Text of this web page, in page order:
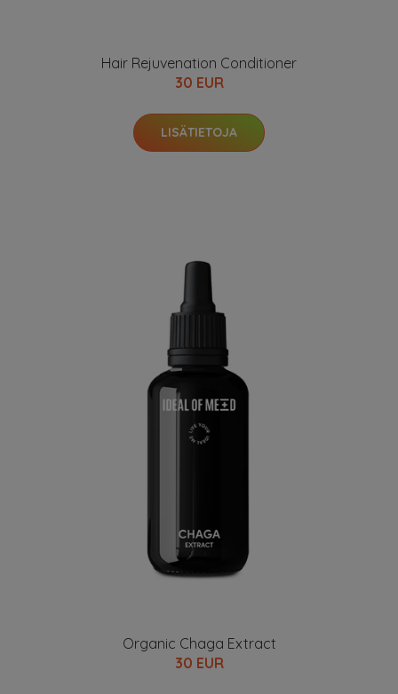
Hair Rejuvenation Conditioner
30 EUR
LISÄTIETOJA
Organic Chaga Extract
30 EUR